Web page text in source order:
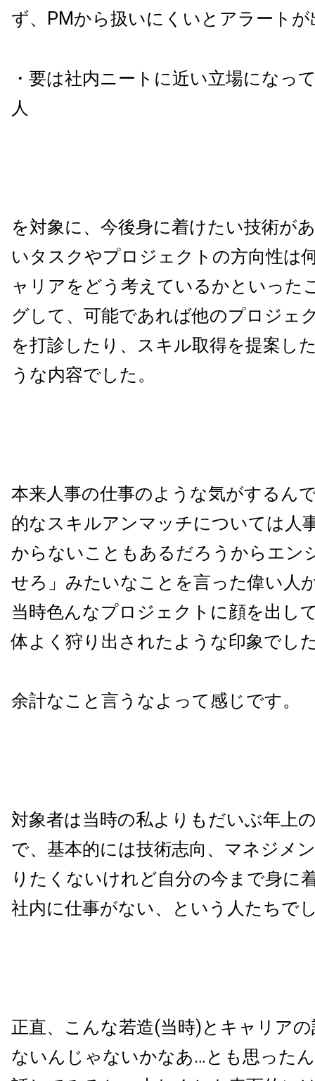
ず、PMから扱いにくいとアラート
・要は社内ニートに近い立場になっ
人
を対象に、今後身に着けたい技術が
いタスクやプロジェクトの方向性は
ャリアをどう考えているかといった
グして、可能であれば他のプロジェ
を打診したり、スキル取得を提案し
うな内容でした。
本来人事の仕事のような気がするん
的なスキルアンマッチについては人
からないこともあるだろうからエン
せろ」みたいなことを言った偉い人
当時色んなプロジェクトに顔を出し
体よく狩り出されたような印象でし
余計なこと言うなよって感じです。
対象者は当時の私よりもだいぶ年上
で、基本的には技術志向、マネジメ
りたくないけれど自分の今まで身に
社内に仕事がない、という人たちで
正直、こんな若造(当時)とキャリア
ないんじゃないかなあ…とも思った